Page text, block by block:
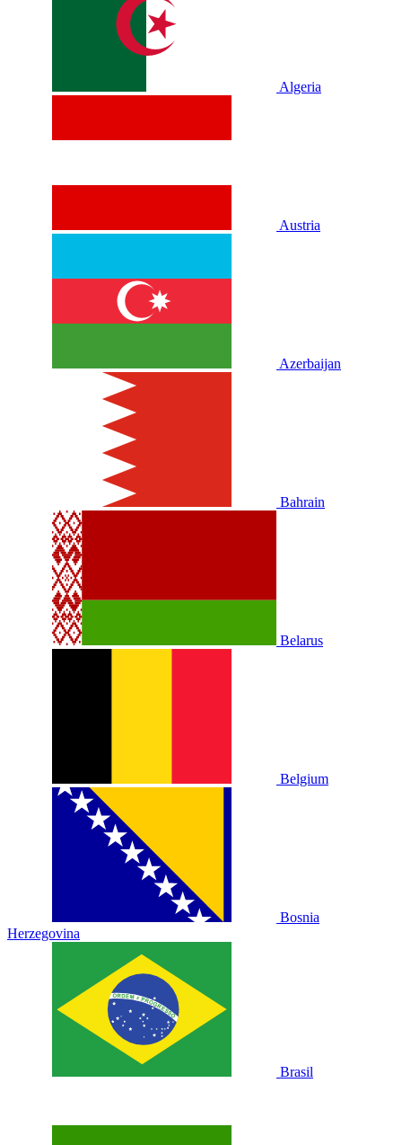
Algeria
Austria
Azerbaijan
Bahrain
Belarus
Belgium
Bosnia
Herzegovina
Brasil